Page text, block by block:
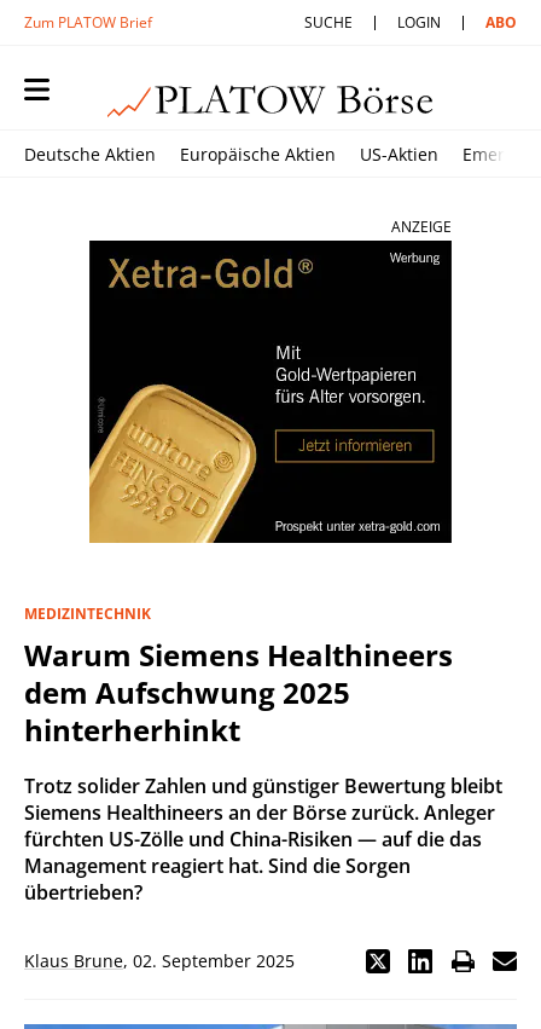
Zum PLATOW Brief SUCHE LOGIN ABO
Deutsche Aktien Europäische Aktien US-Aktien
ANZEIGE
MEDIZINTECHNIK
Warum Siemens Healthineers
dem Aufschwung 2025
hinterherhinkt
Trotz solider Zahlen und günstiger Bewertung bleibt
Siemens Healthineers an der Börse zurück. Anleger
fürchten US-Zölle und China-Risiken — auf die das
Management reagiert hat. Sind die Sorgen
übertrieben?
Klaus Brune, 02. September 2025